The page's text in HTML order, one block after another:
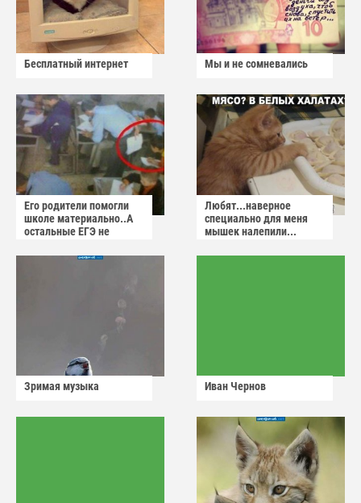
Бесплатный интернет Мы и не сомневались
Его родители помогли
школе материально..А
остальные ЕГЭ не
Любят...наверное
специально для меня
мышек налепили...
Зримая музыка Иван Чернов